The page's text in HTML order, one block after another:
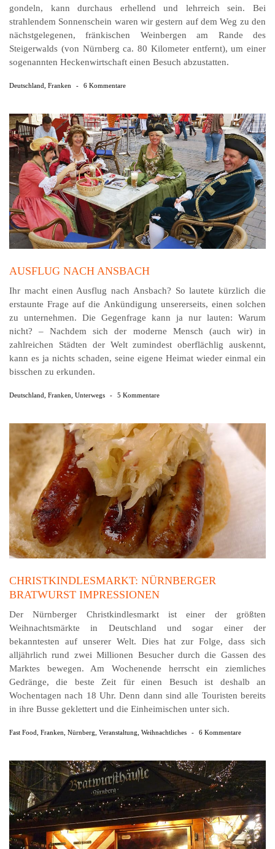
gondeln, kann durchaus erhellend und lehrreich sein. Bei
strahlendem Sonnenschein waren wir gestern auf dem Weg zu den
nächstgelegenen, fränkischen Weinbergen am Rande des
Steigerwalds (von Nürnberg ca. 80 Kilometer entfernt), um einer
sogenannten Heckenwirtschaft einen Besuch abzustatten.
Deutschland Franken - 6 Kommentare
AUSFLUG NACH ANSBACH
Ihr macht einen Ausflug nach Ansbach? So lautete kürzlich die
erstaunte Frage auf die Ankündigung unsererseits, einen solchen
zu unternehmen. Die Gegenfrage kann ja nur lauten: Warum
nicht? – Nachdem sich der moderne Mensch (auch wir) in
zahlreichen Städten der Welt zumindest oberflächlig auskennt,
kann es ja nichts schaden, seine eigene Heimat wieder einmal ein
bisschen zu erkunden.
Deutschland Franken Unterwegs - 5 Kommentare
CHRISTKINDLESMARKT: NÜRNBERGER
BRATWURST IMPRESSIONEN
Der Nürnberger Christkindlesmarkt ist einer der größten
Weihnachtsmärkte in Deutschland und sogar einer der
bekanntesten auf unserer Welt. Dies hat zur Folge, dass sich
alljährlich rund zwei Millionen Besucher durch die Gassen des
Marktes bewegen. Am Wochenende herrscht ein ziemliches
Gedränge, die beste Zeit für einen Besuch ist deshalb an
Wochentagen nach 18 Uhr. Denn dann sind alle Touristen bereits
in ihre Busse geklettert und die Einheimischen unter sich.
Fast Food Franken Nürnberg Veranstaltung Weihnachtliches - 6 Kommentare